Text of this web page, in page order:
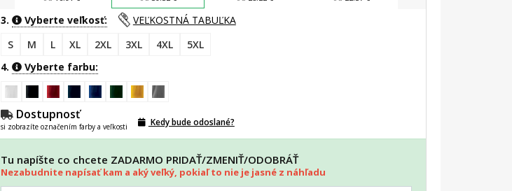
3. Vyberte veľkosť:
VEĽKOSTNÁ TABUĽKA
S
M L XL 2XL 3XL 4XL
5XL
4.
Vyberte farbu:
Dostupnosť
si zobrazíte označením farby a veľkosti Kedy bude odoslané?
Tu napíšte co chcete ZADARMO PRIDAŤ/ZMENIŤ/ODOBRÁŤ
Nezabudnite napísať kam a aký veľký, pokiaľ to nie je jasné z náhľadu